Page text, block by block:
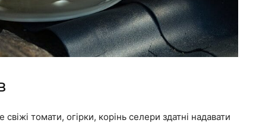
свіжі томати, огірки, корінь селери здатні надавати